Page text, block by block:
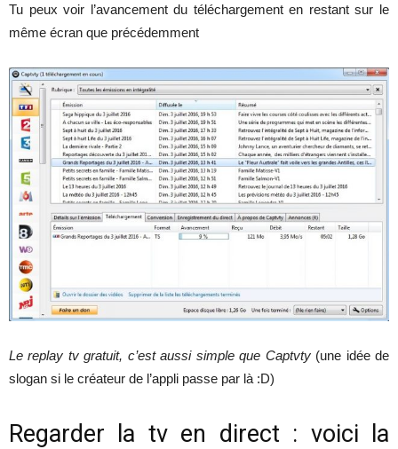
Tu peux voir l’avancement du téléchargement en restant sur le
même écran que précédemment
Le replay tv gratuit, c’est aussi simple que Captvty(une idée de
slogan si le créateur de l’appli passe par là :D)
Regarder la tv en direct : voici la